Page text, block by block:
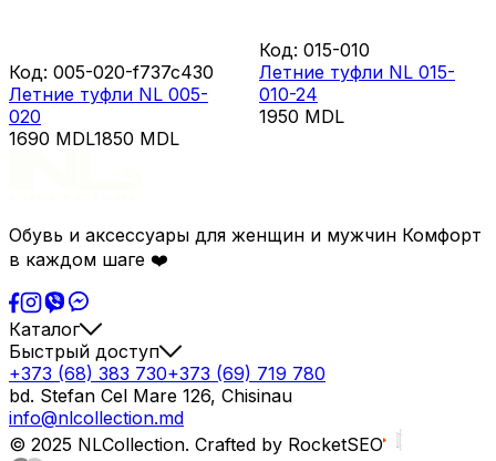
Код: 005-020-f737c430
Летние туфли NL 005-
020
1690 MDL1850 MDL
Код: 015-010
Летние туфли NL 015-
010-24
1950 MDL
Обувь и аксессуары для женщин и мужчин Комфорт
в каждом шаге ❤️
Каталог
Быстрый доступ
+373 (68) 383 730+373 (69) 719 780
bd. Stefan Cel Mare 126, Chisinau
info@nlcollection.md
© 2025 NLCollection. Crafted by RocketSEO